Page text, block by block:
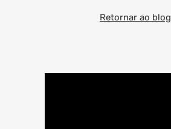
Retornar ao blog